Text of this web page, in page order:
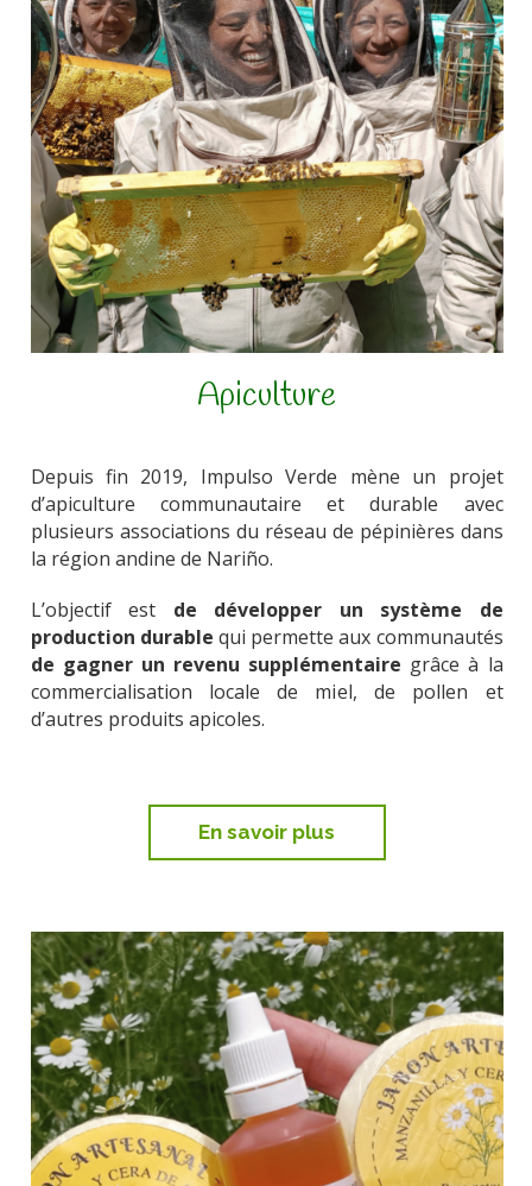
Apiculture
Depuis fin 2019, Impulso Verde mène un projet
d’apiculture communautaire et durable avec
plusieurs associations du réseau de pépinières dans
la région andine de Nariño.
L’objectif est de développer un système de
production durable qui permette aux communautés
de gagner un revenu supplémentaire grâce à la
commercialisation locale de miel, de pollen et
d’autres produits apicoles.
En savoir plus